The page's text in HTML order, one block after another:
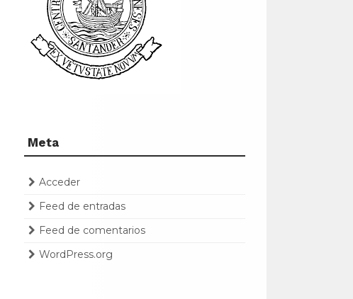
Meta
Acceder
Feed de entradas
Feed de comentarios
WordPress.org